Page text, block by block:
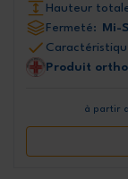
Hauteur
Fermeté: Mi-
Produit
à partir